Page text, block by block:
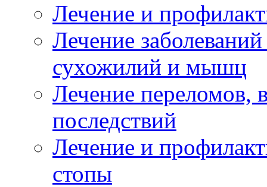
Лечение и
Лечение
сухожилий и мышц
Лечение переломов,
последствий
Лечение и
стопы